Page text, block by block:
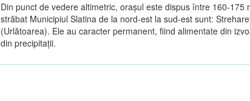
Din punct de vedere altimetric, oraşul este dispus între 160-175
străbat Municipiul Slatina de la nord-est la sud-est sunt:
(Urlătoarea). Ele au caracter permanent, fiind alimentate din
din precipitaţii.